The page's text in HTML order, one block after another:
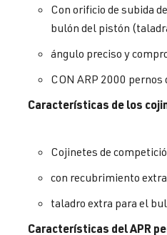
Con orificio de subida
bulón del pistón
ángulo preciso y
CON ARP 2000 pernos
Características de los
Cojinetes de
con recubrimiento extra
taladro extra para el
Características del APR